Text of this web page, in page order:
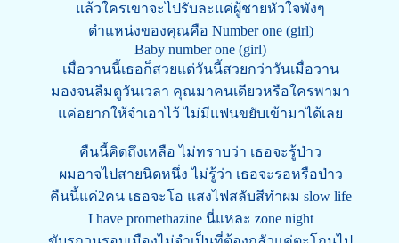
แล้วใครเขาจะไปรับละแค่ผู้ชายหัวใจพังๆ
ตำแหน่งของคุณคือ Number one (girl)
Baby number one (girl)
เมื่อวานนี้เธอก็สวยแต่วันนี้สวยกว่าวันเมื่อวาน
มองจนลืมดูวันเวลา คุณมาคนเดียวหรือใครพามา
แค่อยากให้จำเอาไว้ ไม่มีแฟนขยับเข้ามาได้เลย
คืนนี้คิดถึงเหลือ ไม่ทราบว่า เธอจะรู้ป่าว
ผมอาจไปสายนิดหนึ่ง ไม่รู้ว่า เธอจะรอหรือป่าว
คืนนี้แค่2คน เธอจะโอ แสงไฟสลับสีทำผม slow life
I have promethazine นี่แหละ zone night